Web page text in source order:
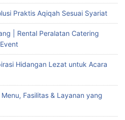
Praktis Aqiqah Sesuai Syariat
| Rental Peralatan Catering
Hidangan Lezat untuk Acara
Fasilitas & Layanan yang